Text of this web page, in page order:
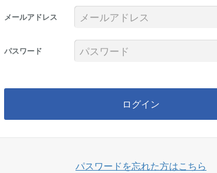
メールアドレス
パスワード
ログイン
パスワードを忘れた方はこちら